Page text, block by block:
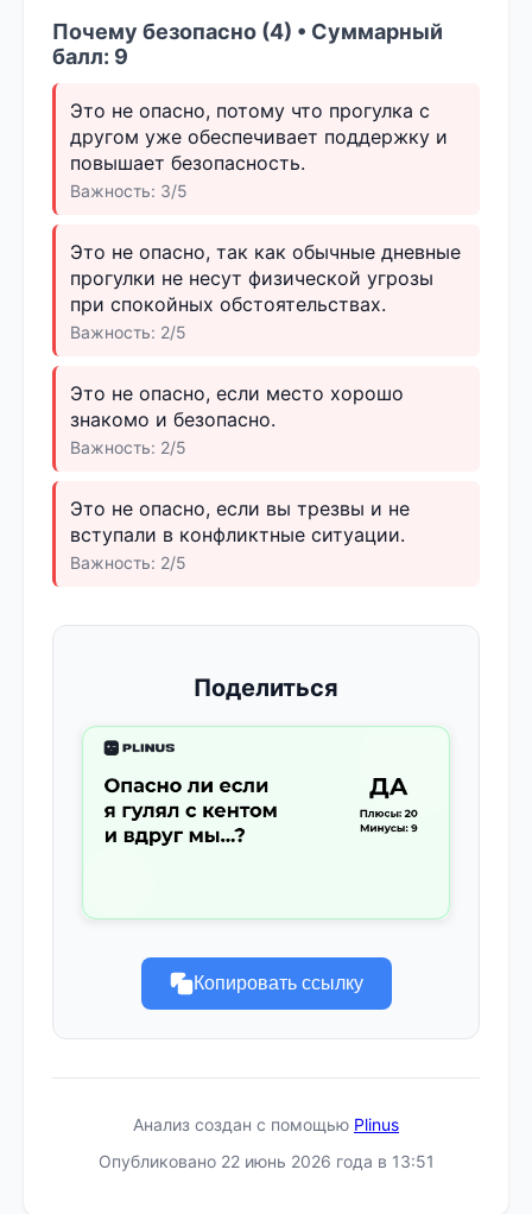
Почему безопасно (4) • Суммарный
балл: 9
Это не опасно, потому что прогулка с
другом уже обеспечивает поддержку и
повышает безопасность.
Важность: 3/5
Это не опасно, так как обычные дневные
прогулки не несут физической угрозы
при спокойных обстоятельствах.
Важность: 2/5
Это не опасно, если место хорошо
знакомо и безопасно.
Важность: 2/5
Это не опасно, если вы трезвы и не
вступали в конфликтные ситуации.
Важность: 2/5
Поделиться
Копировать ссылку
Анализ создан с помощью Plinus
Опубликовано 22 июнь 2026 года в 13:51